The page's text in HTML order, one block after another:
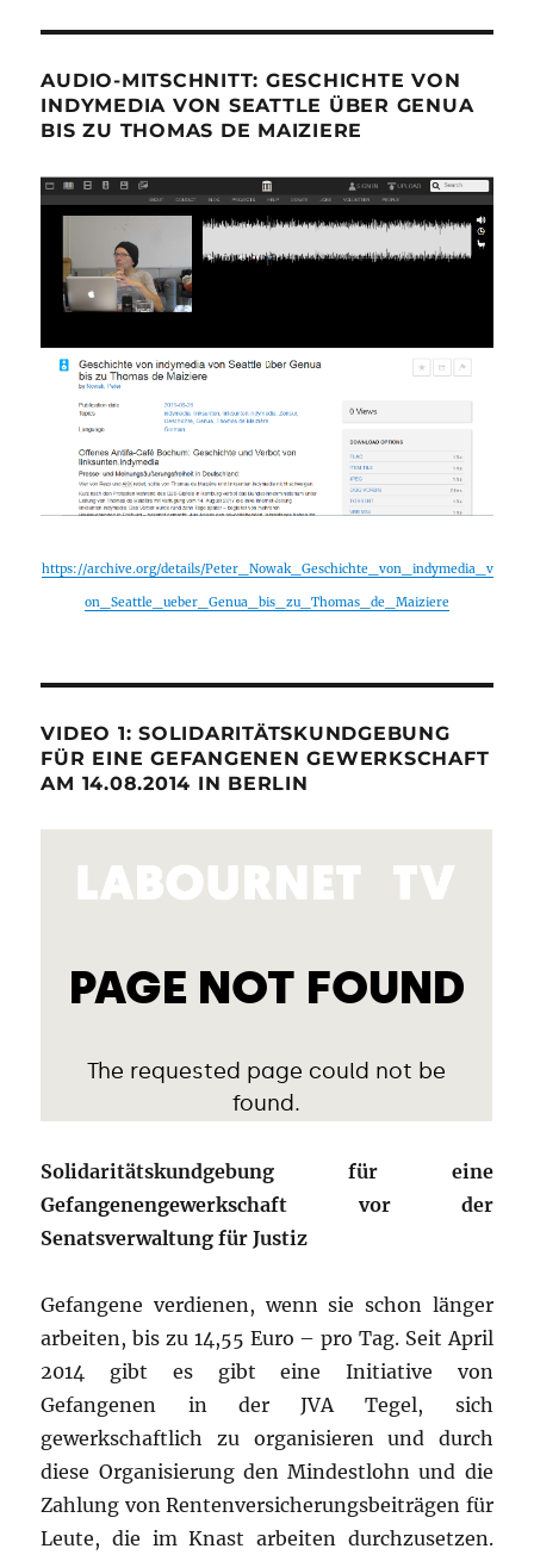
AUDIO-MITSCHNITT: GESCHICHTE VON
INDYMEDIA VON SEATTLE ÜBER GENUA
BIS ZU THOMAS DE MAIZIERE
https://archive.org/details/Peter_Nowak_Geschichte_von_indymedia_v
on_Seattle_ueber_Genua_bis_zu_Thomas_de_Maiziere
VIDEO 1: SOLIDARITÄTSKUNDGEBUNG
FÜR EINE GEFANGENEN GEWERKSCHAFT
AM 14.08.2014 IN BERLIN
Solidaritätskundgebung für eine
Gefangenengewerkschaft vor der
Senatsverwaltung für Justiz
Gefangene verdienen, wenn sie schon länger
arbeiten, bis zu 14,55 Euro – pro Tag. Seit April
2014 gibt es gibt eine Initiative von
Gefangenen in der JVA Tegel, sich
gewerkschaftlich zu organisieren und durch
diese Organisierung den Mindestlohn und die
Zahlung von Rentenversicherungsbeiträgen für
Leute, die im Knast arbeiten durchzusetzen.